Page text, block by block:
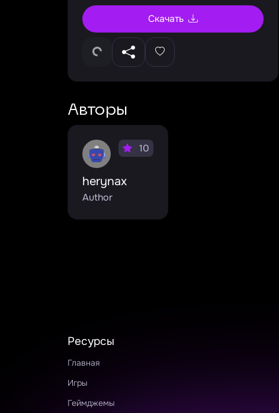
Скачать
Авторы
herynax
Author
10
Ресурсы
Главная
Игры
Геймджемы